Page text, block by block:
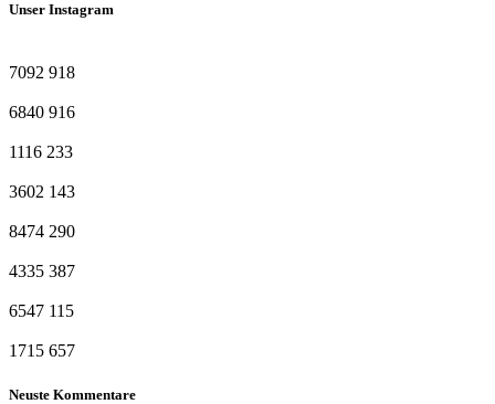
Unser Instagram
7092 918
6840 916
1116 233
3602 143
8474 290
4335 387
6547 115
1715 657
Neuste Kommentare